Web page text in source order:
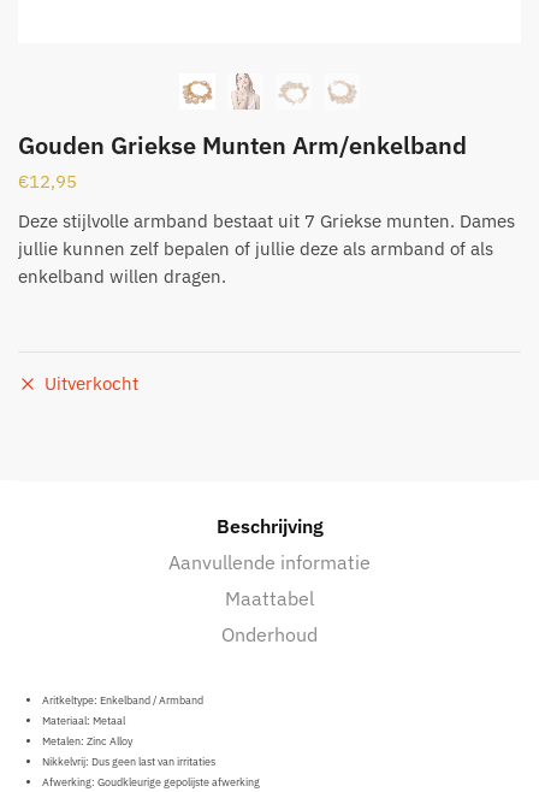
Gouden Griekse Munten Arm/enkelband
€12,95
Deze stijlvolle armband bestaat uit 7 Griekse munten. Dames
jullie kunnen zelf bepalen of jullie deze als armband of als
enkelband willen dragen.
Uitverkocht
Beschrijving
Aanvullende informatie
Maattabel
Onderhoud
Aritkeltype: Enkelband / Armband
Materiaal: Metaal
Metalen: Zinc Alloy
Nikkelvrij: Dus geen last van irritaties
Afwerking: Goudkleurige gepolijste afwerking